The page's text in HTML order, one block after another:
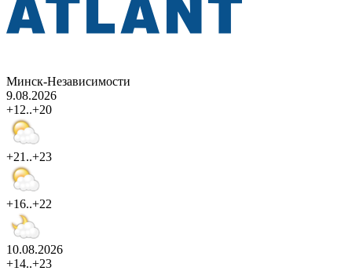
Минск-Независимости
9.08.2026
+12..+20
+21..+23
+16..+22
10.08.2026
+14..+23